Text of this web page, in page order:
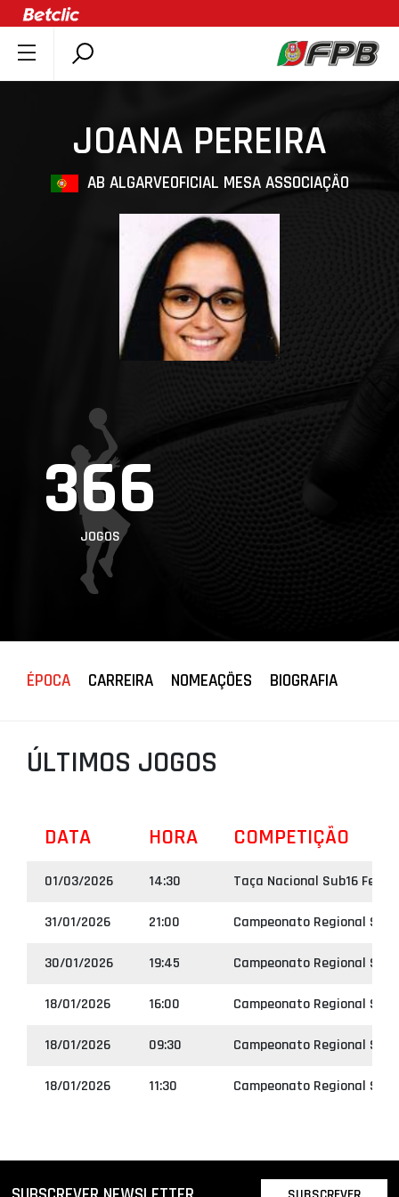
SOBRE A FPB
DOCUMENTOS
ÚLTIMAS
COMPETIÇÕES
ASSOCIAÇÕES
MINIBASQUETE
PROJETOS
LIGA BETCLIC
MASCULINA
LIGA BETCLIC
FEMININA
AB ALGARVEOFICIAL MESA ASSOCIAÇÃO
JOANA PEREIRA
366
JOGOS
ÉPOCA CARREIRA NOMEAÇÕES BIOGRAFIA
ÚLTIMOS JOGOS
DATA HORA COMPETIÇÃO
01/03/2026 14:30 Taça Nacional Sub16
31/01/2026 21:00 Campeonato Regional Sub
30/01/2026 19:45 Campeonato Regional Sub
18/01/2026 16:00 Campeonato Regional Sub
18/01/2026 09:30 Campeonato Regional Sub
18/01/2026 11:30 Campeonato Regional Sub